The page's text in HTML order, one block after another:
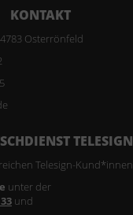
KONTAKT
Osterrönfeld
TELESIGN
Telesign-Kund*innen
unter der
und